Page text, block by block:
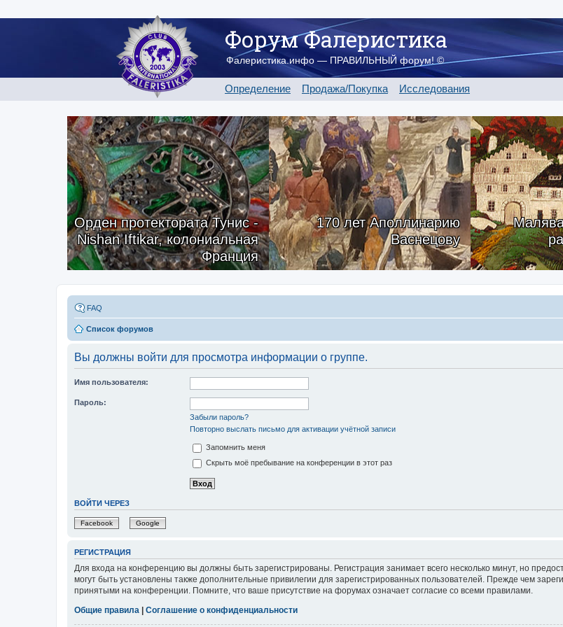
Форум Фалеристика
Фалеристика.инфо — ПРАВИЛЬНЫЙ форум! ©
Определение Продажа/Покупка Исследования
Орден протектората Тунис -
Nishan Iftikar, колониальная
Франция
170 лет Аполлинарию
Васнецову
FAQ
Список форумов
Вы должны войти для просмотра информации о группе.
Имя пользователя:
Пароль:
Забыли пароль?
Повторно выслать письмо для активации учётной записи
Запомнить меня
Скрыть моё пребывание на конференции в этот раз
ВОЙТИ ЧЕРЕЗ
Facebook Google
РЕГИСТРАЦИЯ
Для входа на конференцию вы должны быть зарегистрированы. Регистрация занимает всего несколько минут, но
могут быть установлены также дополнительные привилегии для зарегистрированных пользователей. Прежде чем
принятыми на конференции. Помните, что ваше присутствие на форумах означает согласие со всеми правилами.
Общие правила
Соглашение о конфиденциальности